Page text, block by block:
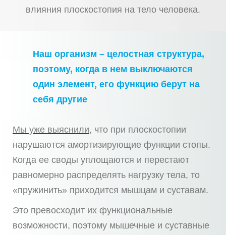
влияния плоскостопия на тело человека.
Наш организм – целостная структура,
поэтому, когда в нем выключаются
один элемент, его функцию берут на
себя другие
Мы уже выяснили, что при плоскостопии
нарушаются амортизирующие функции стопы.
Когда ее своды уплощаются и перестают
равномерно распределять нагрузку тела, то
«пружинить» приходится мышцам и суставам.
Это превосходит их функциональные
возможности, поэтому мышечные и суставные